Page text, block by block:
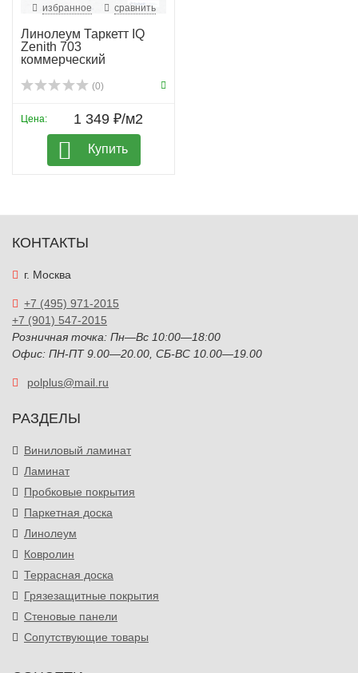
избранное сравнить
Линолеум Таркетт IQ
Zenith 703
коммерческий
(0)
Цена: 1 349 ₽/м2
Купить
КОНТАКТЫ
г. Москва
+7 (495) 971-2015
+7 (901) 547-2015
Розничная точка: Пн—Вс 10:00—18:00
Офис: ПН-ПТ 9.00—20.00, СБ-ВС 10.00—19.00
polplus@mail.ru
РАЗДЕЛЫ
Виниловый ламинат
Ламинат
Пробковые покрытия
Паркетная доска
Линолеум
Ковролин
Террасная доска
Грязезащитные покрытия
Стеновые панели
Сопутствующие товары